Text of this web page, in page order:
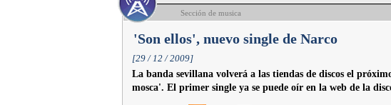
Sección de musica
'Son ellos', nuevo single de Narco
[29 / 12 / 2009]
La banda sevillana volverá a las tiendas de discos el
mosca'. El primer single ya se puede oír en la web de la